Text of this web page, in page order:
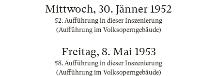
Mittwoch, 30. Jänner 1952
52. Aufführung in dieser Inszenierung
(Aufführung im Volksoperngebäude)
Freitag, 8. Mai 1953
58. Aufführung in dieser Inszenierung
(Aufführung im Volksoperngebäude)